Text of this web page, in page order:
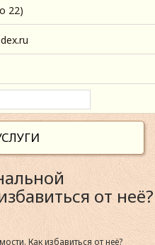
22)
от неё?
Как избавиться от неё?